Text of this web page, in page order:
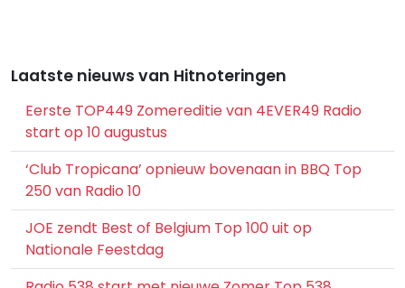
Laatste nieuws van Hitnoteringen
Eerste TOP449 Zomereditie van 4EVER49 Radio
start op 10 augustus
‘Club Tropicana’ opnieuw bovenaan in BBQ Top
250 van Radio 10
JOE zendt Best of Belgium Top 100 uit op
Nationale Feestdag